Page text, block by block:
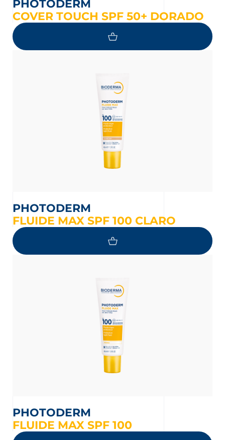
PHOTODERM
COVER TOUCH SPF 50+ DORADO
PHOTODERM
FLUIDE MAX SPF 100 CLARO
PHOTODERM
FLUIDE MAX SPF 100